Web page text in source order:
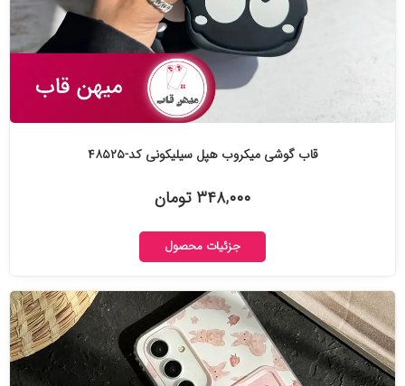
قاب گوشی میکروب هپل سیلیکونی کد-۴۸۵۲۵
۳۴۸,۰۰۰ تومان
جزئیات محصول